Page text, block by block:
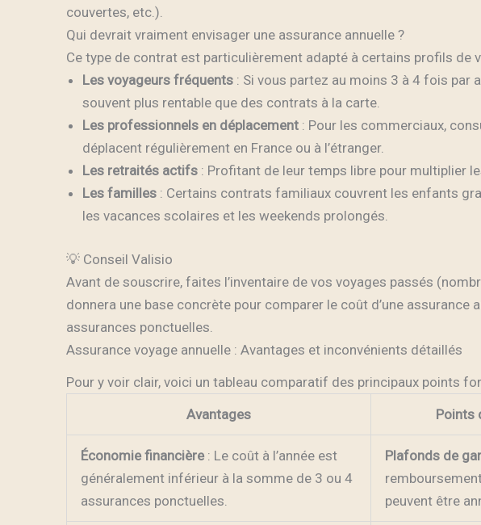
couvertes, etc.).
Qui devrait vraiment envisager une assurance annuelle ?
Ce type de contrat est particulièrement adapté à certains profils de
Les voyageurs fréquents : Si vous partez au moins 3 à 4 fois par
souvent plus rentable que des contrats à la carte.
Les professionnels en déplacement : Pour les commerciaux,
déplacent régulièrement en France ou à l’étranger.
Les retraités actifs : Profitant de leur temps libre pour multiplier
Les familles : Certains contrats familiaux couvrent les enfants
les vacances scolaires et les weekends prolongés.
💡 Conseil Valisio
Avant de souscrire, faites l’inventaire de vos voyages passés
donnera une base concrète pour comparer le coût d’une assurance
assurances ponctuelles.
Assurance voyage annuelle : Avantages et inconvénients détaillés
Pour y voir clair, voici un tableau comparatif des principaux points
Avantages
Points
Économie financière: Le coût à l’année est
généralement inférieur à la somme de 3 ou 4
assurances ponctuelles.
Plafonds de
peuvent être